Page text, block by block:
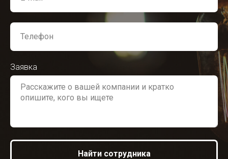
Заявка
Найти сотрудника